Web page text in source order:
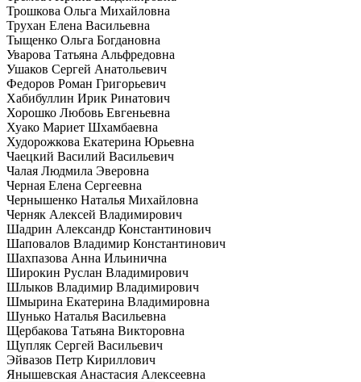
Трошкова Ольга Михайловна
Трухан Елена Васильевна
Тыщенко Ольга Богдановна
Уварова Татьяна Альфредовна
Ушаков Сергей Анатольевич
Федоров Роман Григорьевич
Хабибуллин Ирик Ринатович
Хорошко Любовь Евгеньевна
Хуако Мариет Шхамбаевна
Худорожкова Екатерина Юрьевна
Чаецкий Василий Васильевич
Чалая Людмила Эверовна
Черная Елена Сергеевна
Чернышенко Наталья Михайловна
Черняк Алексей Владимирович
Шадрин Александр Константинович
Шаповалов Владимир Константинович
Шахпазова Анна Ильинична
Широкин Руслан Владимирович
Шлыков Владимир Владимирович
Шмырина Екатерина Владимировна
Шунько Наталья Васильевна
Щербакова Татьяна Викторовна
Щупляк Сергей Васильевич
Эйвазов Петр Кириллович
Янышевская Анастасия Алексеевна